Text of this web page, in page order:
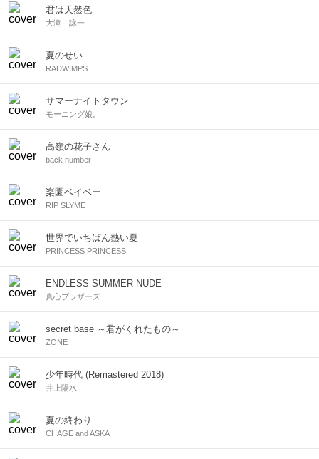
君は天然色
大滝 詠一
夏のせい
RADWIMPS
サマーナイトタウン
モーニング娘。
高嶺の花子さん
back number
楽園ベイベー
RIP SLYME
世界でいちばん熱い夏
PRINCESS PRINCESS
ENDLESS SUMMER NUDE
真心ブラザーズ
secret base ～君がくれたもの～
ZONE
少年時代 (Remastered 2018)
井上陽水
夏の終わり
CHAGE and ASKA